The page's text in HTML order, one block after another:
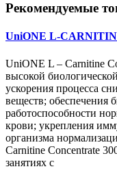
Рекомендуемые
UniONE L-
UniONE L – Carnitine
высокой
ускорения процесса
веществ; обеспечения
работоспособности
крови; укрепления
организма
Carnitine Concentrate
занятиях с